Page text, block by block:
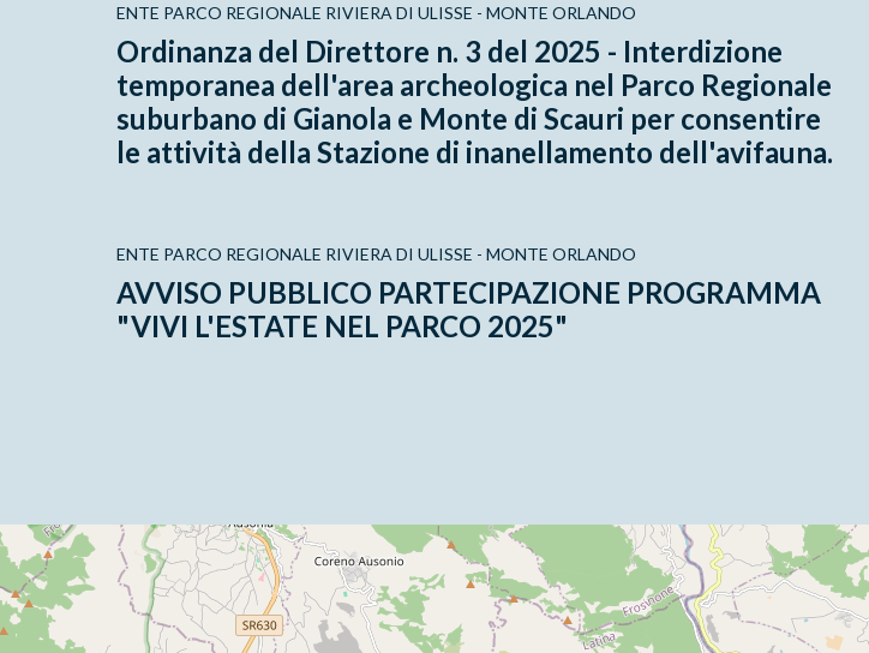
ENTE PARCO REGIONALE RIVIERA DI ULISSE - MONTE ORLANDO
Ordinanza del Direttore n. 3 del 2025 - Interdizione
temporanea dell'area archeologica nel Parco Regionale
suburbano di Gianola e Monte di Scauri per consentire
le attività della Stazione di inanellamento dell'avifauna.
ENTE PARCO REGIONALE RIVIERA DI ULISSE - MONTE ORLANDO
AVVISO PUBBLICO PARTECIPAZIONE PROGRAMMA
"VIVI L'ESTATE NEL PARCO 2025"